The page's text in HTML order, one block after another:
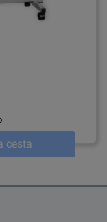
cesta